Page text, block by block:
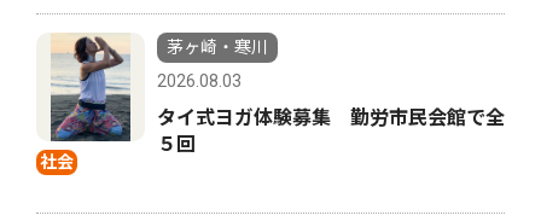
社会
茅ヶ崎・寒川
2026.08.03
タイ式ヨガ体験募集 勤労市民会館で全
５回